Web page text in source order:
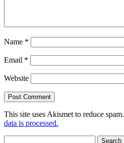
Name *
Email *
Website
This site uses Akismet to reduce spam.
data is processed.